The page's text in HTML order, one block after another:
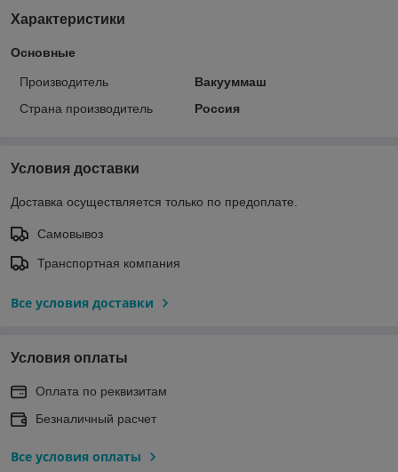
Характеристики
Основные
Производитель
Вакууммаш
Страна производитель
Россия
Условия доставки
Доставка осуществляется только по предоплате.
Самовывоз
Транспортная компания
Все условия доставки
Условия оплаты
Оплата по реквизитам
Безналичный расчет
Все условия оплаты